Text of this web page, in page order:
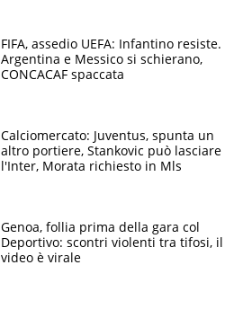
FIFA, assedio UEFA: Infantino resiste.
Argentina e Messico si schierano,
CONCACAF spaccata
Calciomercato: Juventus, spunta un
altro portiere, Stankovic può lasciare
l'Inter, Morata richiesto in Mls
Genoa, follia prima della gara col
Deportivo: scontri violenti tra tifosi, il
video è virale